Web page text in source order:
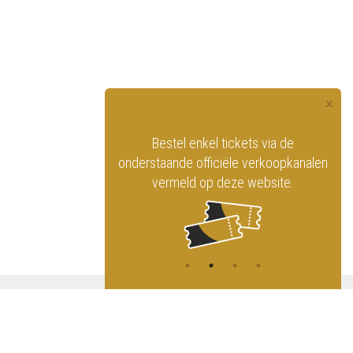
×
Bestel enkel tickets via de
onderstaande officiële verkoopkanalen
vermeld op deze website.